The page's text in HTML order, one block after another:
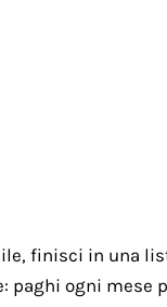
finisci in una
paghi ogni mese